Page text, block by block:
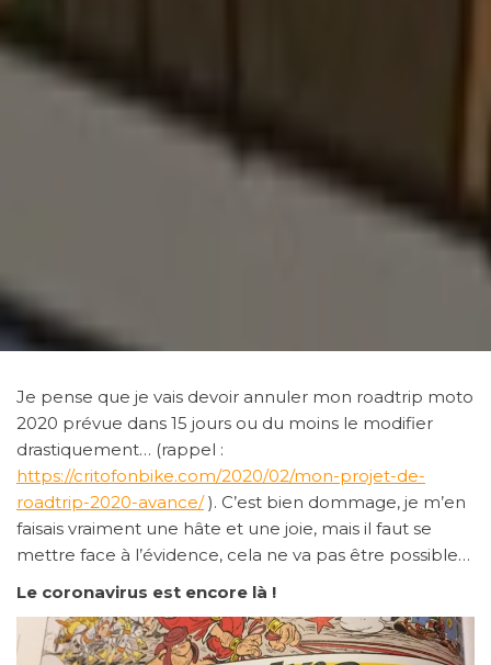
Je pense que je vais devoir annuler mon roadtrip moto
2020 prévue dans 15 jours ou du moins le modifier
drastiquement… (rappel :
https://critofonbike.com/2020/02/mon-projet-de-
roadtrip-2020-avance/). C’est bien dommage, je m’en
faisais vraiment une hâte et une joie, mais il faut se
mettre face à l’évidence, cela ne va pas être possible…
Le coronavirus est encore là !